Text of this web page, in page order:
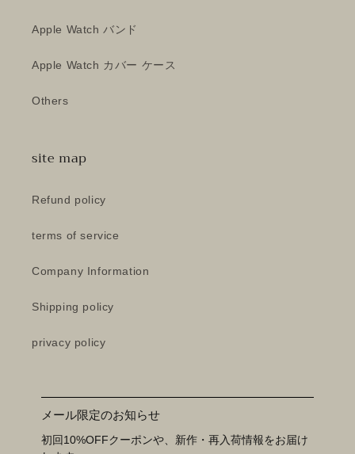
Apple Watch バンド
Apple Watch カバー ケース
Others
site map
Refund policy
terms of service
Company Information
Shipping policy
privacy policy
メール限定のお知らせ
初回10%OFFクーポンや、新作・再入荷情報をお届け